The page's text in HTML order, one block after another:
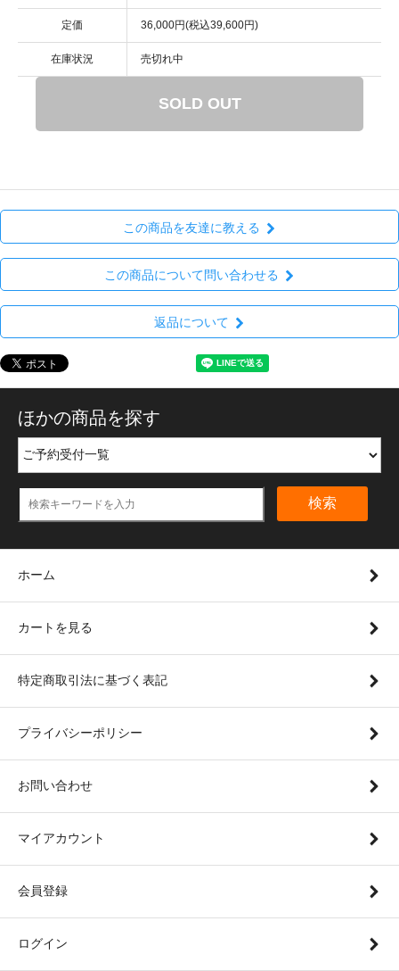
定価 36,000円(税込39,600円)
在庫状況 売切れ中
SOLD OUT
この商品を友達に教える
この商品について問い合わせる
返品について
ほかの商品を探す
検索
ホーム
カートを見る
特定商取引法に基づく表記
プライバシーポリシー
お問い合わせ
マイアカウント
会員登録
ログイン